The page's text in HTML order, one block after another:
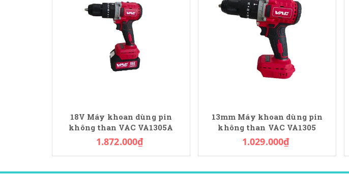
18V Máy khoan dùng pin
không than VAC VA1305A
1.872.000₫
13mm Máy khoan dùng pin
không than VAC VA1305
1.029.000₫